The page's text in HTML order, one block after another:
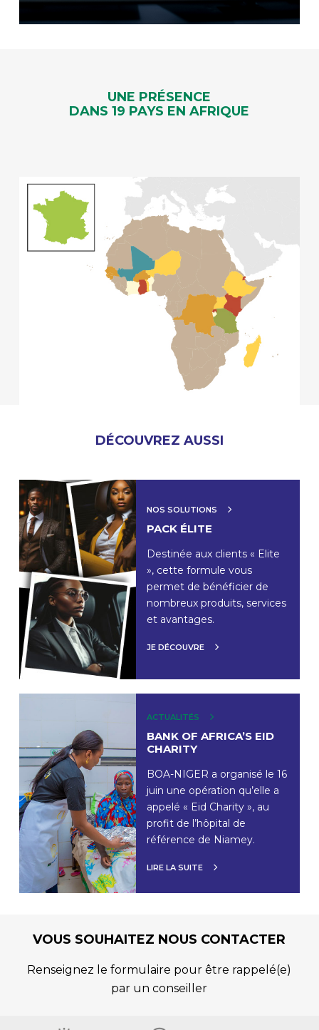
UNE PRÉSENCE
DANS 19 PAYS EN AFRIQUE
DÉCOUVREZ AUSSI
NOS SOLUTIONS
PACK ÉLITE
Destinée aux clients « Elite
», cette formule vous
permet de bénéficier de
nombreux produits, services
et avantages.
JE DÉCOUVRE
ACTUALITÉS
BANK OF AFRICA’S EID
CHARITY
BOA-NIGER a organisé le 16
juin une opération qu’elle a
appelé « Eid Charity », au
profit de l’hôpital de
référence de Niamey.
LIRE LA SUITE
VOUS SOUHAITEZ NOUS CONTACTER
Renseignez le formulaire pour être rappelé(e)
par un conseiller